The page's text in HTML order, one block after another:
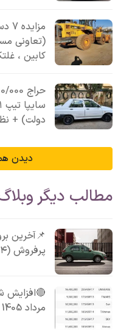
(تعاونی
کابین ،
دولت) +
دیدن
مطالب دیگر
📌آخرین
پرفروش (۱۴ مرداد ۱۴۰۵)
مرداد 1405